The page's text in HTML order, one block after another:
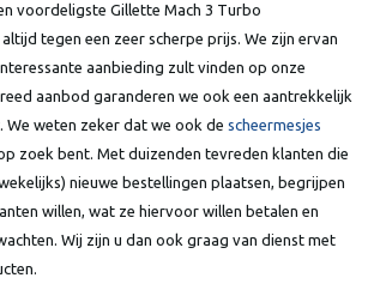
voordeligste Gillette Mach 3 Turbo
tegen een zeer scherpe prijs. We zijn ervan
aanbieding zult vinden op onze
aanbod garanderen we ook een aantrekkelijk
weten zeker dat we ook de scheermesjes
zoek bent. Met duizenden tevreden klanten die
nieuwe bestellingen plaatsen, begrijpen
willen, wat ze hiervoor willen betalen en
Wij zijn u dan ook graag van dienst met